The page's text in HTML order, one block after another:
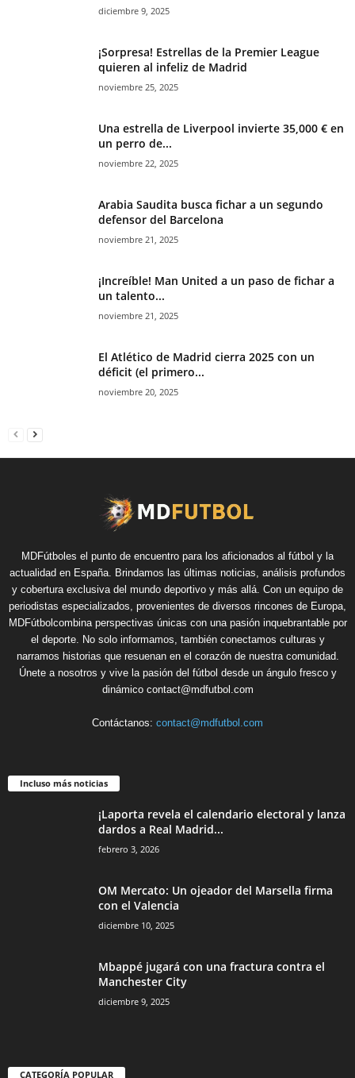
diciembre 9, 2025
¡Sorpresa! Estrellas de la Premier League
quieren al infeliz de Madrid
noviembre 25, 2025
Una estrella de Liverpool invierte 35,000 € en
un perro de...
noviembre 22, 2025
Arabia Saudita busca fichar a un segundo
defensor del Barcelona
noviembre 21, 2025
¡Increíble! Man United a un paso de fichar a
un talento...
noviembre 21, 2025
El Atlético de Madrid cierra 2025 con un
déficit (el primero...
noviembre 20, 2025
MDFútboles el punto de encuentro para los aficionados al fútbol y la
actualidad en España. Brindamos las últimas noticias, análisis profundos
y cobertura exclusiva del mundo deportivo y más allá. Con un equipo de
periodistas especializados, provenientes de diversos rincones de Europa,
MDFútbolcombina perspectivas únicas con una pasión inquebrantable por
el deporte. No solo informamos, también conectamos culturas y
narramos historias que resuenan en el corazón de nuestra comunidad.
Únete a nosotros y vive la pasión del fútbol desde un ángulo fresco y
dinámico contact@mdfutbol.com
Contáctanos: contact@mdfutbol.com
Incluso más noticias
¡Laporta revela el calendario electoral y lanza
dardos a Real Madrid...
febrero 3, 2026
OM Mercato: Un ojeador del Marsella firma
con el Valencia
diciembre 10, 2025
Mbappé jugará con una fractura contra el
Manchester City
diciembre 9, 2025
CATEGORÍA POPULAR